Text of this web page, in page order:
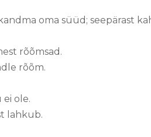
oma süüd; seepärast
rõõmsad.
rõõm.
ei ole.
lahkub.